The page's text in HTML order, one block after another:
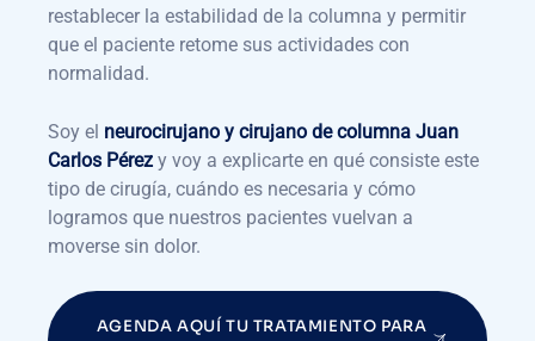
restablecer la estabilidad de la columna y permitir
que el paciente retome sus actividades con
normalidad.
Soy el neurocirujano y cirujano de columna Juan
Carlos Pérez y voy a explicarte en qué consiste este
tipo de cirugía, cuándo es necesaria y cómo
logramos que nuestros pacientes vuelvan a
moverse sin dolor.
AGENDA AQUÍ TU TRATAMIENTO PARA